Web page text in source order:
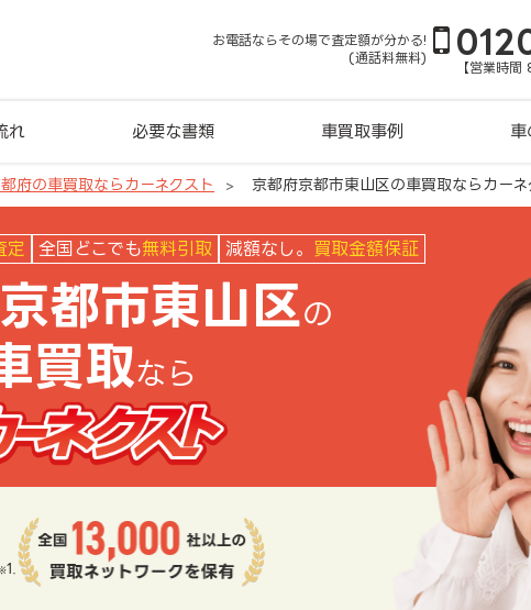
お電話ならその場で査定額が分かる!
(通話料無料)
【営業時
れ 必要な書類 車買取事例 車
府の車買取ならカーネクスト 京都府京都市東山区の車買取ならカーネ
カーネクスト
定 全国どこでも無料引取 減額なし。 買取金額保証
都市東山区の
買取なら